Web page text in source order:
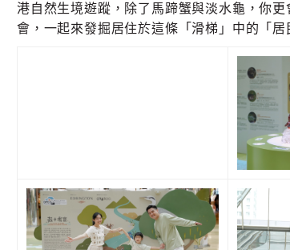
港自然生境遊蹤，除了馬蹄蟹與淡水龜，你
會，一起來發掘居住於這條「滑梯」中的「居